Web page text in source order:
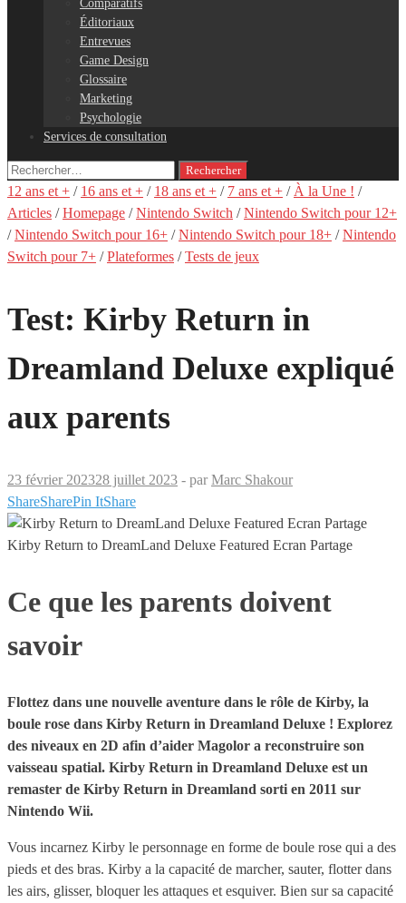
Comparatifs
Éditoriaux
Entrevues
Game Design
Glossaire
Marketing
Psychologie
Services de consultation
Rechercher :
12 ans et + / 16 ans et + / 18 ans et + / 7 ans et + / À la Une ! /
Articles /Homepage /Nintendo Switch /Nintendo Switch pour 12+
/Nintendo Switch pour 16+ /Nintendo Switch pour 18+ /Nintendo
Switch pour 7+ /Plateformes /Tests de jeux
Test: Kirby Return in
Dreamland Deluxe expliqué
aux parents
23 février 202328 juillet 2023 - par Marc Shakour
ShareSharePin ItShare
Kirby Return to DreamLand Deluxe Featured Ecran Partage
Ce que les parents doivent
savoir
Flottez dans une nouvelle aventure dans le rôle de Kirby, la
boule rose dans Kirby Return in Dreamland Deluxe ! Explorez
des niveaux en 2D afin d’aider Magolor a reconstruire son
vaisseau spatial. Kirby Return in Dreamland Deluxe est un
remaster de Kirby Return in Dreamland sorti en 2011 sur
Nintendo Wii.
Vous incarnez Kirby le personnage en forme de boule rose qui a des
pieds et des bras. Kirby a la capacité de marcher, sauter, flotter dans
les airs, glisser, bloquer les attaques et esquiver. Bien sur sa capacité